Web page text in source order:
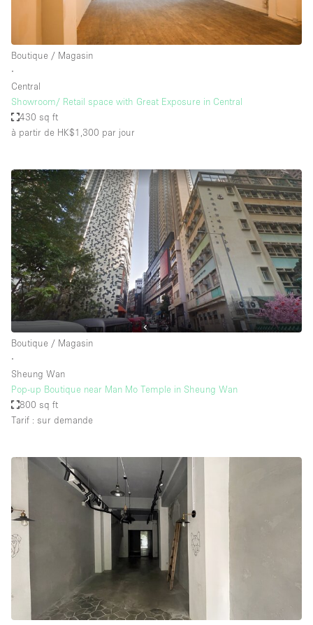
Boutique / Magasin
∙
Central
Showroom/ Retail space with Great Exposure in Central
430 sq ft
à partir de HK$1,300 par jour
Boutique / Magasin
∙
Sheung Wan
Pop-up Boutique near Man Mo Temple in Sheung Wan
800 sq ft
Tarif : sur demande